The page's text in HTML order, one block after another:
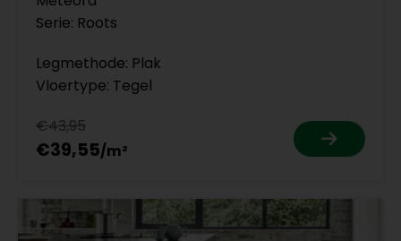
Serie: Roots
Legmethode: Plak
Vloertype: Tegel
€43,95
€39,55